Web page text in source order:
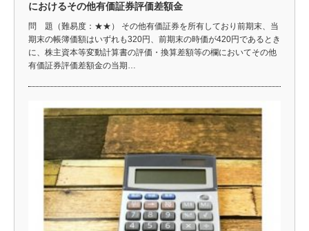
におけるその他有価証券評価差額金
問 題（難易度：★★） その他有価証券を所有しており前期末、当
期末の帳簿価額はいずれも320円、前期末の時価が420円であるとき
に、株主資本等変動計算書の評価・換算差額等の欄においてその他
有価証券評価差額金の当期…